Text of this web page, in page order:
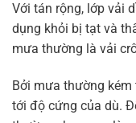
Với tán rộng, lớp vải
dụng khỏi bị tạt và
mưa thường là vải
Bởi mưa thường
tới độ cứng của dù.